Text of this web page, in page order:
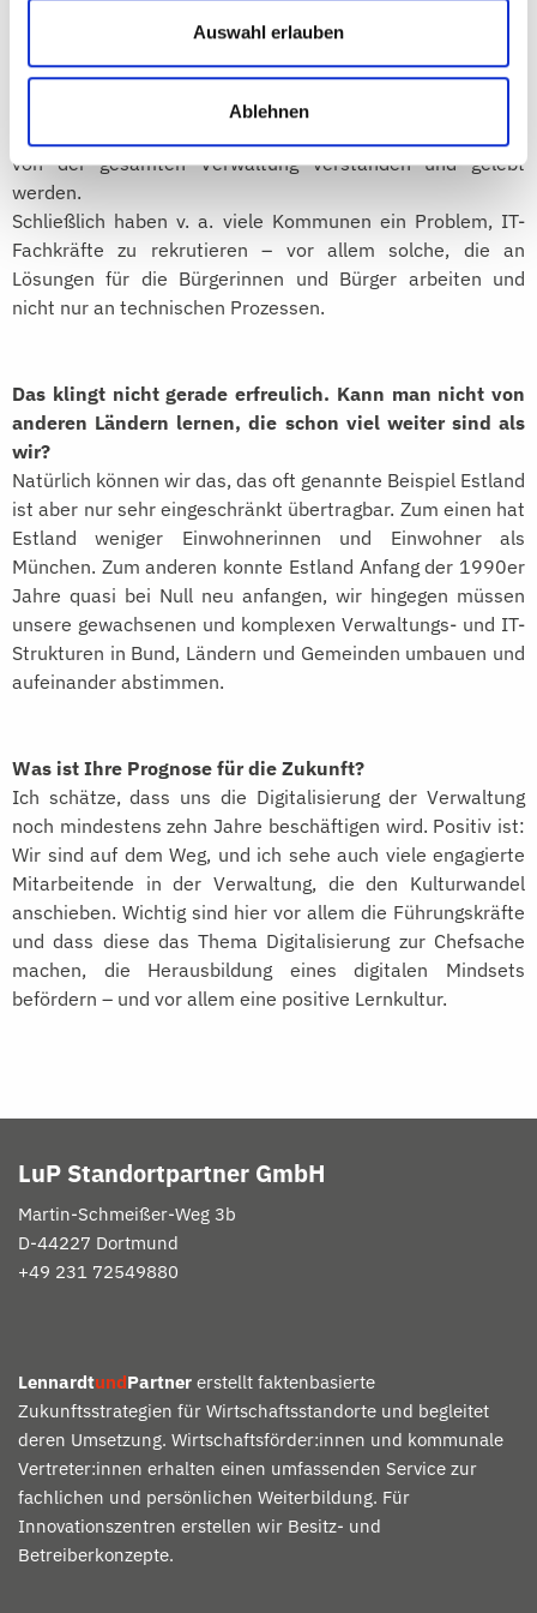
Auswahl erlauben
Ablehnen
vielen Kommunen ist das Thema oft an einen
ausgelagert, die von der praktischen Umsetzung
abgekoppelt sind. Digitalisierung muss als
von der gesamten Verwaltung verstanden und gelebt
werden.
Schließlich haben v. a. viele Kommunen ein Problem, IT-
Fachkräfte zu rekrutieren – vor allem solche, die an
Lösungen für die Bürgerinnen und Bürger arbeiten und
nicht nur an technischen Prozessen.
Das klingt nicht gerade erfreulich. Kann man nicht von
anderen Ländern lernen, die schon viel weiter sind als
wir?
Natürlich können wir das, das oft genannte Beispiel Estland
ist aber nur sehr eingeschränkt übertragbar. Zum einen hat
Estland weniger Einwohnerinnen und Einwohner als
München. Zum anderen konnte Estland Anfang der 1990er
Jahre quasi bei Null neu anfangen, wir hingegen müssen
unsere gewachsenen und komplexen Verwaltungs- und IT-
Strukturen in Bund, Ländern und Gemeinden umbauen und
aufeinander abstimmen.
Was ist Ihre Prognose für die Zukunft?
Ich schätze, dass uns die Digitalisierung der Verwaltung
noch mindestens zehn Jahre beschäftigen wird. Positiv ist:
Wir sind auf dem Weg, und ich sehe auch viele engagierte
Mitarbeitende in der Verwaltung, die den Kulturwandel
anschieben. Wichtig sind hier vor allem die Führungskräfte
und dass diese das Thema Digitalisierung zur Chefsache
machen, die Herausbildung eines digitalen Mindsets
befördern – und vor allem eine positive Lernkultur.
LuP Standortpartner GmbH
Martin-Schmeißer-Weg 3b
D-44227 Dortmund
+49 231 72549880
LennardtundPartner erstellt faktenbasierte
Zukunftsstrategien für Wirtschaftsstandorte und begleitet
deren Umsetzung. Wirtschaftsförder:innen und kommunale
Vertreter:innen erhalten einen umfassenden Service zur
fachlichen und persönlichen Weiterbildung. Für
Innovationszentren erstellen wir Besitz- und
Betreiberkonzepte.